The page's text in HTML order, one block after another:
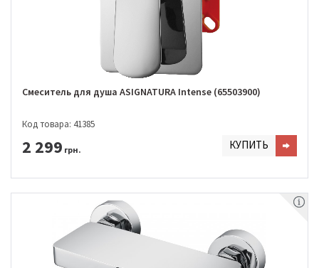
Смеситель для душа ASIGNATURA Intense (65503900)
Код товара: 41385
2 299 грн. КУПИТЬ